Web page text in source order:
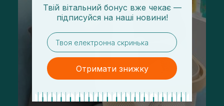
Твій вітальний бонус вже чекає —
підписуйся на наші новини!
email
Отримати знижку